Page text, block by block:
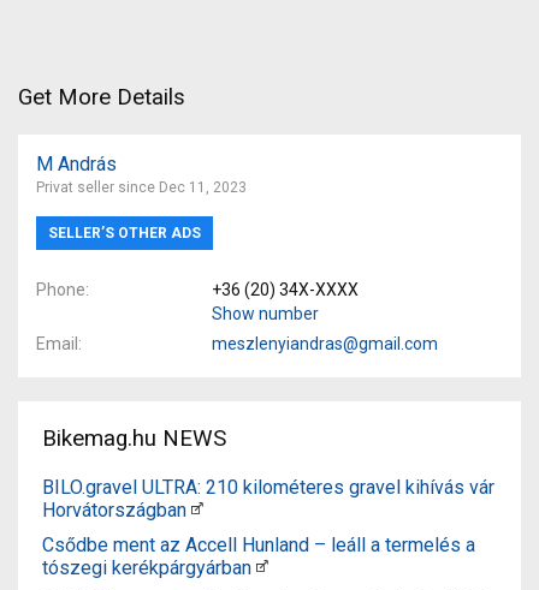
Get More Details
M András
Privat seller since Dec 11, 2023
SELLER’S OTHER ADS
Phone
+36 (20) 34X-XXXX
Show number
Email
meszlenyiandras@gmail.com
Bikemag.hu NEWS
BILO.gravel ULTRA: 210 kilométeres gravel kihívás vár
Horvátországban
Csődbe ment az Accell Hunland – leáll a termelés a
tószegi kerékpárgyárban